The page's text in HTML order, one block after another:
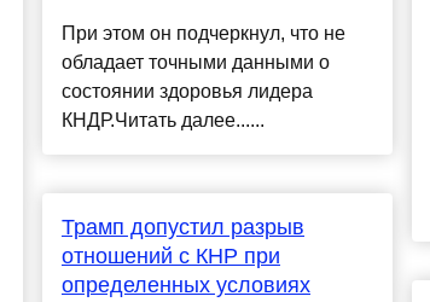
При этом он подчеркнул, что не
обладает точными данными о
состоянии здоровья лидера
КНДР.Читать далее......
Трамп допустил разрыв
отношений с КНР при
определенных условиях